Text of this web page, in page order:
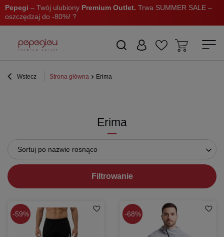
Pepegi – Twój ulubiony Premium Outlet. Trwa SUMMER SALE –
oszczędzaj do -80%! ?
Wstecz Strona główna Erima
Erima
Sortuj po nazwie rosnąco
Filtrowanie
59% 68%